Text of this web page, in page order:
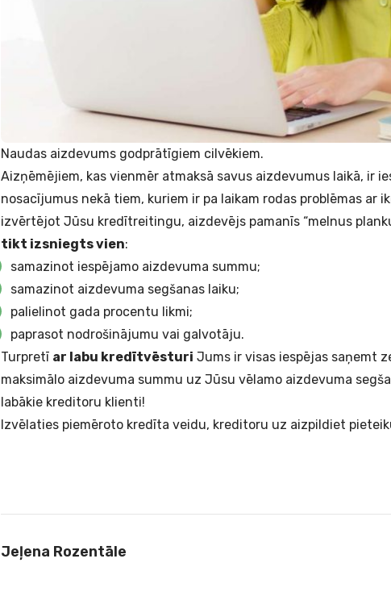
Naudas aizdevums godprātīgiem cilvēkiem.
Aizņēmējiem, kas vienmēr atmaksā savus aizdevumus laikā, ir
nosacījumus nekā tiem, kuriem ir pa laikam rodas problēmas ar
izvērtējot Jūsu kredītreitingu, aizdevējs pamanīs “melnus
tikt izsniegts vien:
samazinot iespējamo aizdevuma summu;
samazinot aizdevuma segšanas laiku;
palielinot gada procentu likmi;
paprasot nodrošinājumu vai galvotāju.
Turpretī ar labu kredītvēsturi Jums ir visas iespējas saņemt
maksimālo aizdevuma summu uz Jūsu vēlamo aizdevuma
labākie kreditoru klienti!
Izvēlaties piemēroto kredīta veidu, kreditoru uz aizpildiet
Jeļena Rozentāle